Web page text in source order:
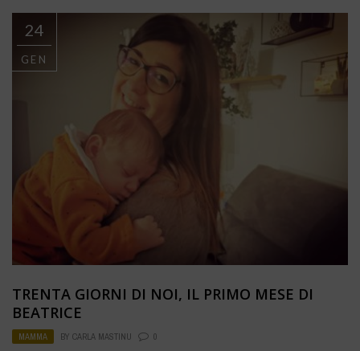
24
GEN
TRENTA GIORNI DI NOI, IL PRIMO MESE DI
BEATRICE
MAMMA BY CARLA MASTINU 0